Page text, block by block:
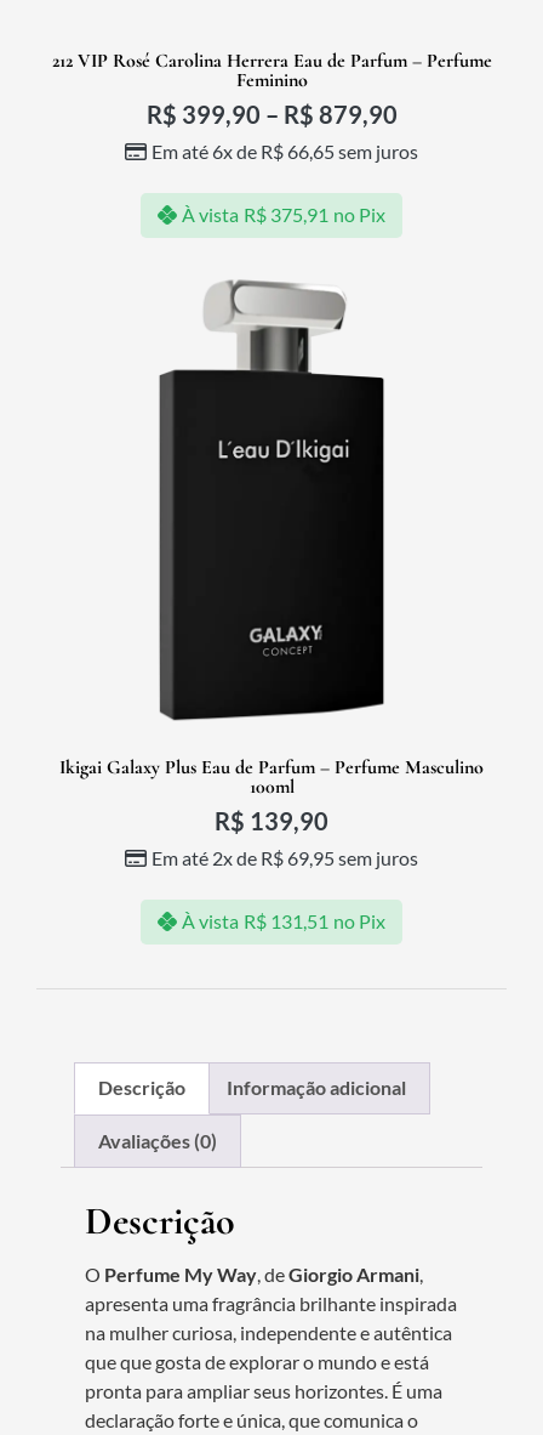
212 VIP Rosé Carolina Herrera Eau de Parfum – Perfume
Feminino
R$ 399,90 – R$ 879,90
Em até 6x de R$ 66,65sem juros
À vista R$ 375,91 no Pix
Ikigai Galaxy Plus Eau de Parfum – Perfume Masculino
100ml
R$ 139,90
Em até 2x de R$ 69,95sem juros
À vista R$ 131,51 no Pix
Descrição Informação adicional
Avaliações (0)
Descrição
O Perfume My Way , deGiorgio Armani
apresenta uma fragrância brilhante inspirada
na mulher curiosa, independente e autêntica
que que gosta de explorar o mundo e está
pronta para ampliar seus horizontes. É uma
declaração forte e única, que comunica o